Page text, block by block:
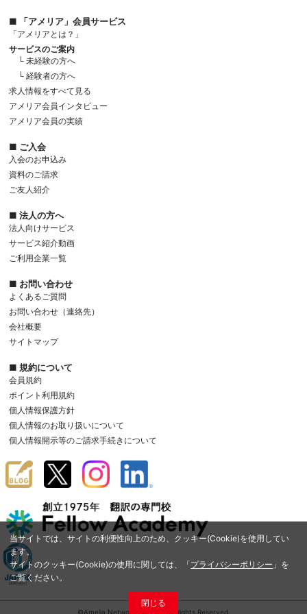
当サイトでは、サイトの利便性向上のため、クッキー(Cookie)を使用してい
ます。
サイトのクッキー(Cookie)の使用に関しては、「プライバシーポリシー 」を
ご覧ください。
閉じる
■ 「アメリア」会員サービス
「アメリアとは？」
サービスのご案内
└ 未経験の方へ
└ 経験者の方へ
求人情報をすべて見る
アメリア会員インタビュー
アメリア会員の実績
■ ご入会
入会のお申込み
資料のご請求
ご友人紹介
■ 法人の方へ
法人向けサービス
サービス紹介動画
ご利用企業一覧
■ お問い合わせ
よくあるご質問
お問い合わせ（連絡先）
会社概要
サイトマップ
■ 規約について
会員規約
ポイント利用規約
個人情報保護方針
個人情報のお取り扱いについて
個人情報開示等のご請求手続きについて
©Amelia Network Co.,Ltd. All Rights Reserved.